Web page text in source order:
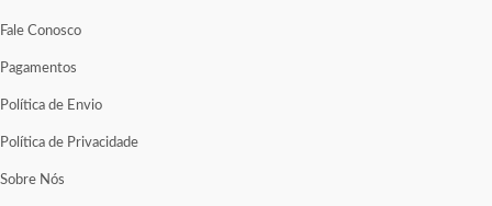
Fale Conosco
Pagamentos
Política de Envio
Política de Privacidade
Sobre Nós